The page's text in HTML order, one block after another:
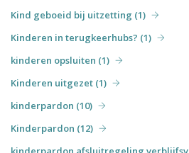
Kind geboeid bij uitzetting (1)
Kinderen in terugkeerhubs? (1)
kinderen opsluiten (1)
Kinderen uitgezet (1)
kinderpardon (10)
Kinderpardon (12)